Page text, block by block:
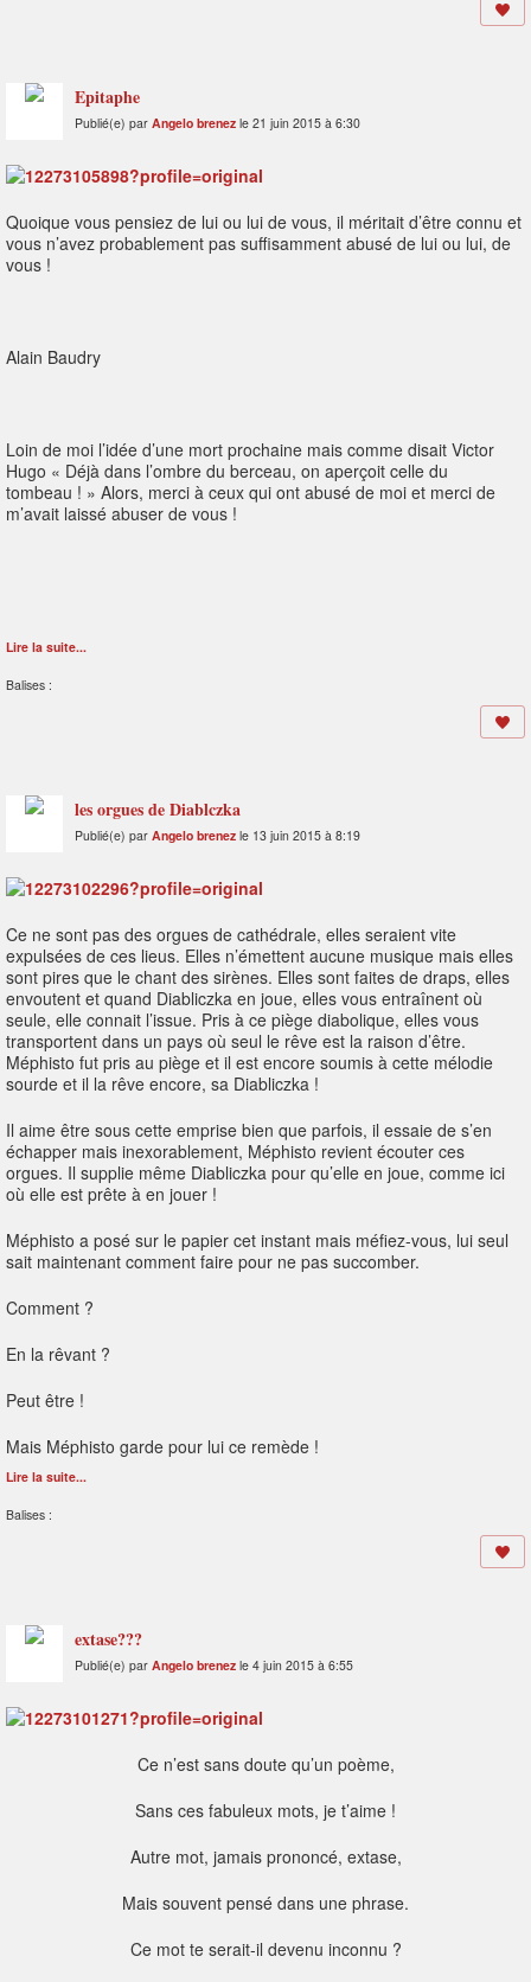
Epitaphe
Publié(e) par Angelo brenez le 21 juin 2015 à 6:30
Quoique vous pensiez de lui ou lui de vous, il méritait d’être connu et
vous n’avez probablement pas suffisamment abusé de lui ou lui, de
vous !
Alain Baudry
Loin de moi l’idée d’une mort prochaine mais comme disait Victor
Hugo « Déjà dans l’ombre du berceau, on aperçoit celle du
tombeau ! » Alors, merci à ceux qui ont abusé de moi et merci de
m’avait laissé abuser de vous !
Lire la suite...
Balises :
les orgues de Diablczka
Publié(e) par Angelo brenez le 13 juin 2015 à 8:19
Ce ne sont pas des orgues de cathédrale, elles seraient vite
expulsées de ces lieus. Elles n’émettent aucune musique mais elles
sont pires que le chant des sirènes. Elles sont faites de draps, elles
envoutent et quand Diabliczka en joue, elles vous entraînent où
seule, elle connait l’issue. Pris à ce piège diabolique, elles vous
transportent dans un pays où seul le rêve est la raison d’être.
Méphisto fut pris au piège et il est encore soumis à cette mélodie
sourde et il la rêve encore, sa Diabliczka !
Il aime être sous cette emprise bien que parfois, il essaie de s’en
échapper mais inexorablement, Méphisto revient écouter ces
orgues. Il supplie même Diabliczka pour qu’elle en joue, comme ici
où elle est prête à en jouer !
Méphisto a posé sur le papier cet instant mais méfiez-vous, lui seul
sait maintenant comment faire pour ne pas succomber.
Comment ?
En la rêvant ?
Peut être !
Mais Méphisto garde pour lui ce remède !
Lire la suite...
Balises :
extase???
Publié(e) par Angelo brenez le 4 juin 2015 à 6:55
Ce n’est sans doute qu’un poème,
Sans ces fabuleux mots, je t’aime !
Autre mot, jamais prononcé, extase,
Mais souvent pensé dans une phrase.
Ce mot te serait-il devenu inconnu ?